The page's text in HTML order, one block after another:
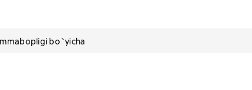
bo`yicha